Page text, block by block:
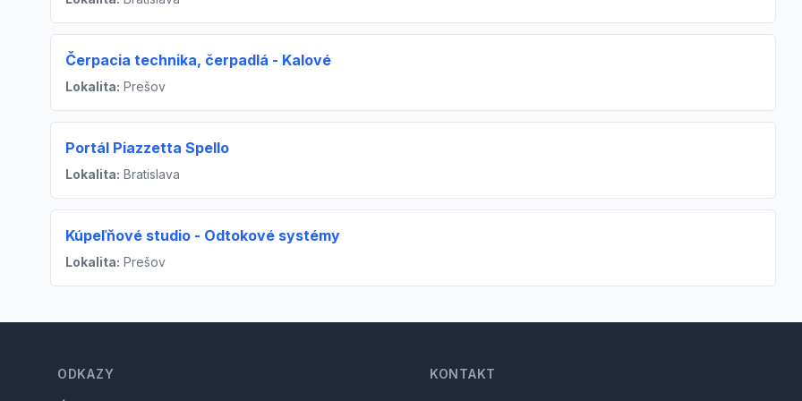
Čerpacia technika, čerpadlá - Kalové
Lokalita: Prešov
Portál Piazzetta Spello
Lokalita: Bratislava
Kúpeľňové studio - Odtokové systémy
Lokalita: Prešov
ODKAZY KONTAKT